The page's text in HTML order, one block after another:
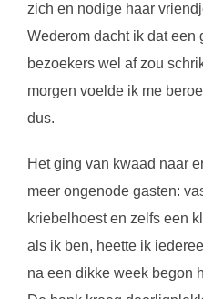
zich en nodige haar
Wederom dacht ik dat een
bezoekers wel af zou
morgen voelde ik me
dus.
Het ging van kwaad naar
meer ongenode gasten:
kriebelhoest en zelfs een
als ik ben, heette ik
na een dikke week begon